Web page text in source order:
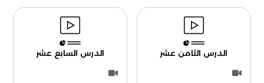
الدرس الثامن عشر الدرس السابع عشر